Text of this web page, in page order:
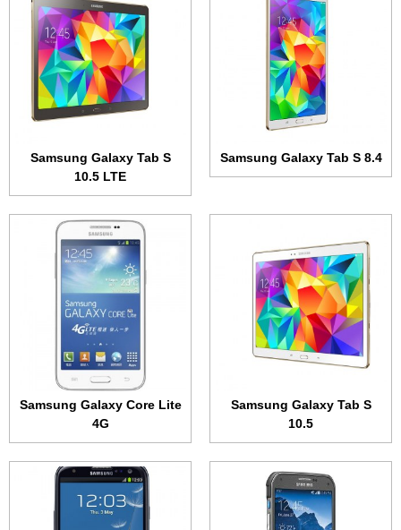
Samsung Galaxy Tab S 8.4
Samsung Galaxy Tab S
10.5 LTE
Samsung Galaxy Tab S
10.5
الذاكرة الداخلية:16 أو 32 جيجابايت
ثماني النواة بسرعة 1.9 و 1.3 جيجاهرتز
عرض الموصفات ←
Samsung Galaxy Core Lite
4G
الشاشة:تي اف تي + 4.7 بوصة • 480x800 بكسل
الذاكرة الداخلية:8 جيجابايت
الكاميرا:5 ميجابكسل
رباعي بسرعة 1.2 جيجاهرتز
البطارية:2000 مللي أمبير
الشاشة:Super AMOLED + 5.1 بوصة - 1080x1920 بكسل
الذاكرة الداخلية:16 جيجابايت
الرام:2 جيجابايت
الكاميرا:16 ميجابكسل
المعالج:رباعي النواة 2.5 جيجاهرتز
الشاشة:Super AMOLED + 4.8 بوصة - 720x1280 بكسل
الذاكرة الداخلية:16 جيجابايت
8 ميجابكسل
رباعي النواة 1.4 جيجاهرتز
البطارية:2100 مللي أمبير
عرض الموصفات ←
الذاكرة الداخلية:16 جيجابايت
الشاشة:
تي اف تي + 4.0 بوصة • 480x800 بكسل